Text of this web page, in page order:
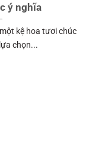
ý nghĩa
kệ hoa tươi chúc
chọn...